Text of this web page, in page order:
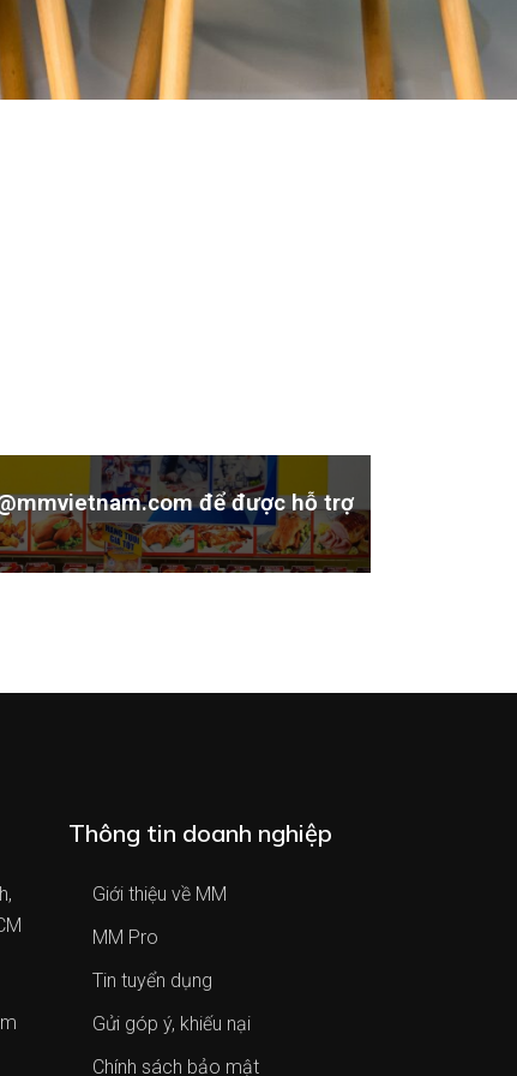
để được hỗ trợ
Thông tin doanh nghiệp
Giới thiệu về MM
MM Pro
Tin tuyển dụng
Gửi góp ý, khiếu nại
Chính sách bảo mật